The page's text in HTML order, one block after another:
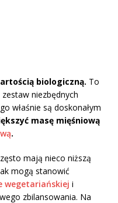
biologiczną. To
niezbędnych
właśnie są doskonałym
masę mięśniową
.
mają nieco niższą
mogą stanowić
wegetariańskiej i
zbilansowania. Na